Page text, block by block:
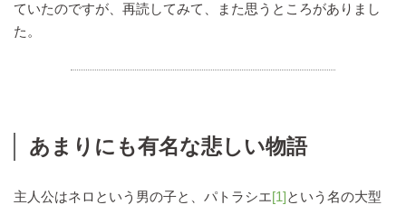
ていたのですが、再読してみて、また思うところがありまし
た。
あまりにも有名な悲しい物語
主人公はネロという男の子と、パトラシエ[1]という名の大型